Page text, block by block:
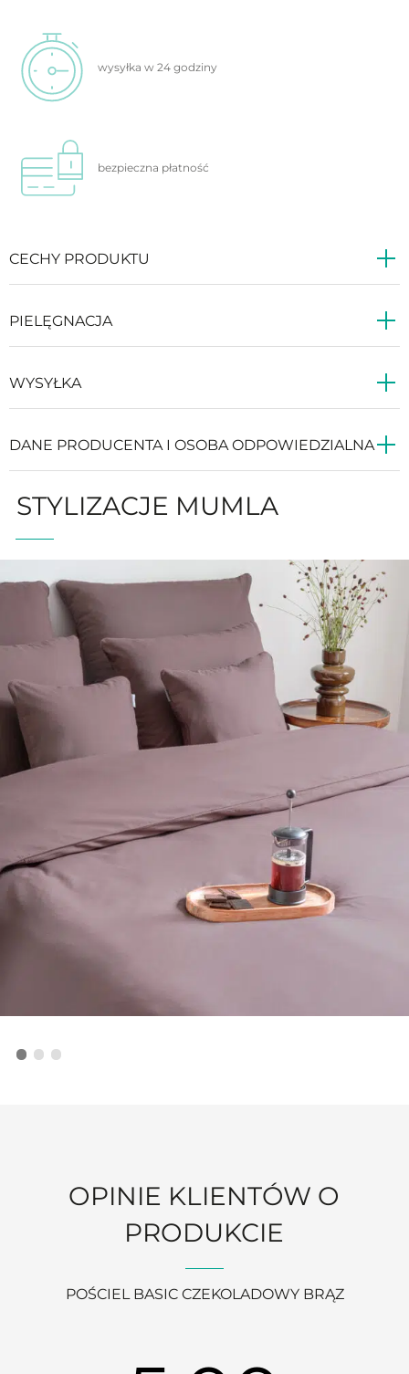
wysyłka w 24 godziny
bezpieczna płatność
CECHY PRODUKTU
PIELĘGNACJA
WYSYŁKA
DANE PRODUCENTA I OSOBA ODPOWIEDZIALNA
STYLIZACJE MUMLA
OPINIE KLIENTÓW O
PRODUKCIE
POŚCIEL BASIC CZEKOLADOWY BRĄZ